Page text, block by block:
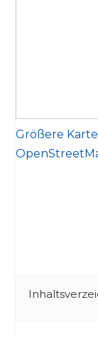
Größere